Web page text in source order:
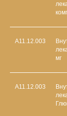
А11.12.003
мг
А11.12.003